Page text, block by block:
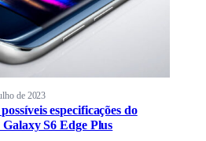
de 2023
especificações do
S6 Edge Plus